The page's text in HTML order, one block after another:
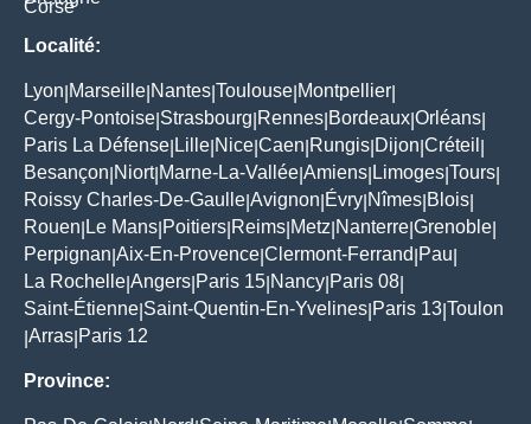
Corse
Localité:
Lyon Marseille Nantes Toulouse Montpellier
Cergy-Pontoise Strasbourg Rennes Bordeaux Orléans
Paris La Défense Lille Nice Caen Rungis Dijon Créteil
Besançon Niort| Marne-La-Vallée Amiens Limoges Tours
Roissy Charles-De-Gaulle Avignon Évry Nîmes Blois
Rouen Le Mans Poitiers Reims Metz Nanterre Grenoble
Perpignan Aix-En-Provence Clermont-Ferrand Pau
La Rochelle Angers Paris 15 Nancy Paris 08
Saint-Étienne Saint-Quentin-En-Yvelines Paris 13 Toulon
Arras Paris 12
Province: